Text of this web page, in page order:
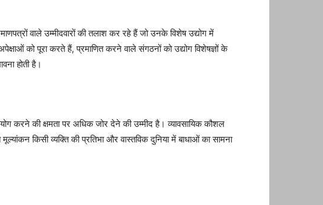
वाले उम्मीदवारों की तलाश कर रहे हैं जो उनके विशेष उद्योग में
को पूरा करते हैं, प्रमाणित करने वाले संगठनों को उद्योग विशेषज्ञों के
होती है।
करने की क्षमता पर अधिक जोर देने की उम्मीद है। व्यावसायिक कौशल
किसी व्यक्ति की प्रतिभा और वास्तविक दुनिया में बाधाओं का सामना